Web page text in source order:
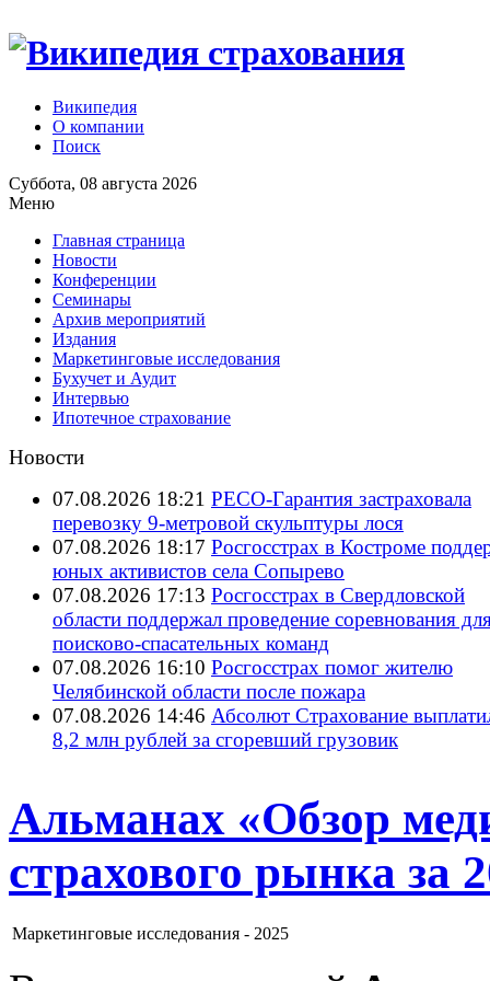
Википедия
О компании
Поиск
Суббота, 08 августа 2026
Меню
Главная страница
Новости
Конференции
Семинары
Архив мероприятий
Издания
Маркетинговые исследования
Бухучет и Аудит
Интервью
Ипотечное страхование
Новости
07.08.2026 18:21 РЕСО-Гарантия застраховала
перевозку 9-метровой скульптуры лося
07.08.2026 18:17 Росгосстрах в Костроме
юных активистов села Сопырево
07.08.2026 17:13 Росгосстрах в Свердловской
области поддержал проведение соревнования
поисково‑спасательных команд
07.08.2026 16:10 Росгосстрах помог жителю
Челябинской области после пожара
07.08.2026 14:46 Абсолют Страхование
8,2 млн рублей за сгоревший грузовик
Альманах «Обзор
страхового рынка за
Маркетинговые исследования - 2025